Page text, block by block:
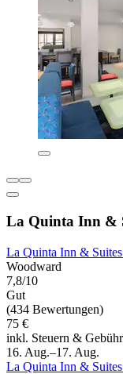
La Quinta Inn &
La Quinta Inn &
Woodward
7,8/10
Gut
(434 Bewertungen)
75 €
inkl. Steuern &
16. Aug.–17. Aug.
La Quinta Inn &